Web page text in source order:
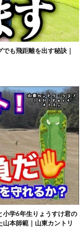
も飛距離を出す秘訣｜
小学6年生りょうすけ君の
本師範｜山東カントリ